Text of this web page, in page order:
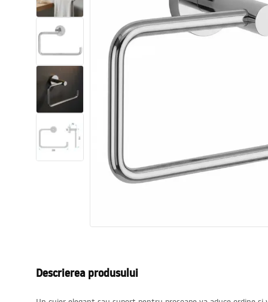
Rigole Liniare
Vase WC si Bideuri
Cazi cu paravane
Baterii sanitare
Descrierea produsului